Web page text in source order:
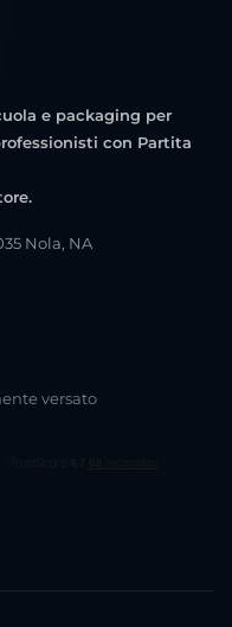
e packaging per
con Partita
Nola, NA
versato